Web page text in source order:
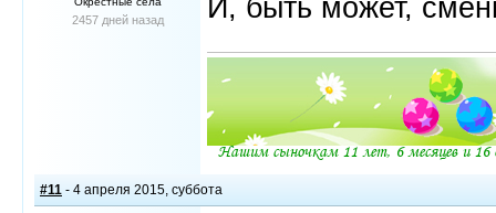
2457 дней назад И, быть может,
#11 - 4 апреля 2015, суббота